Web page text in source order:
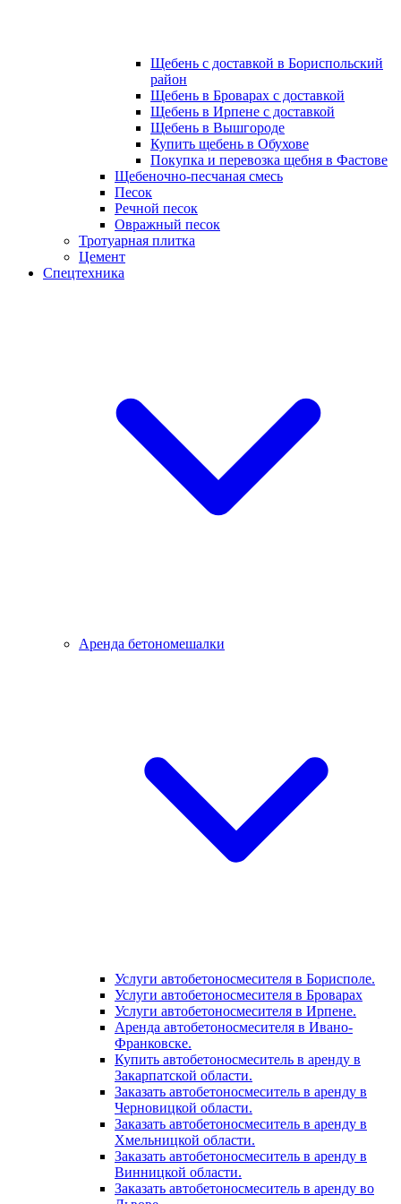
Щебень с доставкой в Бориспольский
район
Щебень в Броварах с доставкой
Щебень в Ирпене с доставкой
Щебень в Вышгороде
Купить щебень в Обухове
Покупка и перевозка щебня в Фастове
Щебеночно-песчаная смесь
Песок
Речной песок
Овражный песок
Тротуарная плитка
Цемент
Спецтехника
Аренда бетономешалки
Услуги автобетоносмесителя в Борисполе.
Услуги автобетоносмесителя в Броварах
Услуги автобетоносмесителя в Ирпене.
Аренда автобетоносмесителя в Ивано-
Франковске.
Купить автобетоносмеситель в аренду в
Закарпатской области.
Заказать автобетоносмеситель в аренду в
Черновицкой области.
Заказать автобетоносмеситель в аренду в
Хмельницкой области.
Заказать автобетоносмеситель в аренду в
Винницкой области.
Заказать автобетоносмеситель в аренду во